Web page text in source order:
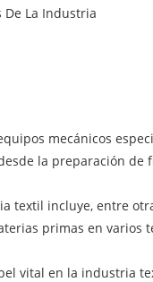
De La Industria
mecánicos
la preparación
textil incluye, entre
primas en varios
vital en la industria